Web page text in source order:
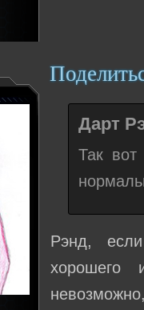
Дарт
Так
Рэнд,
хорошего